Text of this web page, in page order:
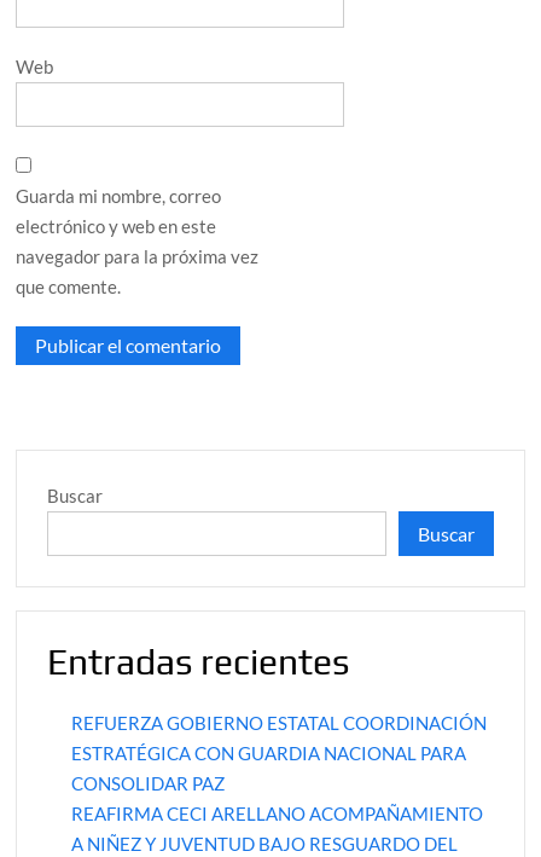
Web
Guarda mi nombre, correo
electrónico y web en este
navegador para la próxima vez
que comente.
Buscar
Buscar
Entradas recientes
REFUERZA GOBIERNO ESTATAL COORDINACIÓN
ESTRATÉGICA CON GUARDIA NACIONAL PARA
CONSOLIDAR PAZ
REAFIRMA CECI ARELLANO ACOMPAÑAMIENTO
A NIÑEZ Y JUVENTUD BAJO RESGUARDO DEL